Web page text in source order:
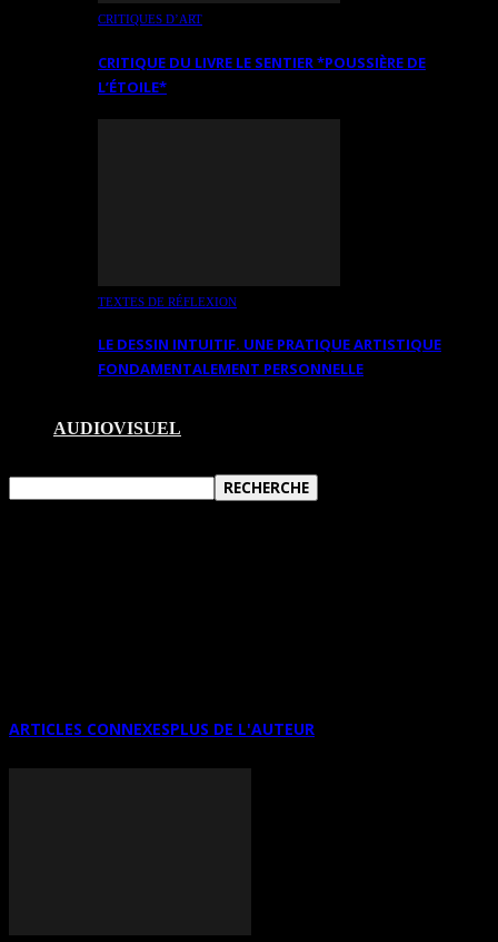
CRITIQUES D’ART
CRITIQUE DU LIVRE LE SENTIER *POUSSIÈRE DE
L’ÉTOILE*
TEXTES DE RÉFLEXION
LE DESSIN INTUITIF. UNE PRATIQUE ARTISTIQUE
FONDAMENTALEMENT PERSONNELLE
AUDIOVISUEL
ARTICLES CONNEXESPLUS DE L'AUTEUR